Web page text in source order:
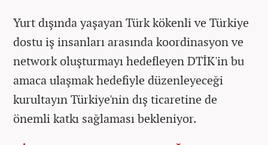
Yurt dışında yaşayan Türk kökenli ve Türkiye
dostu iş insanları arasında koordinasyon ve
network oluşturmayı hedefleyen DTİK'in bu
amaca ulaşmak hedefiyle düzenleyeceği
kurultayın Türkiye'nin dış ticaretine de
önemli katkı sağlaması bekleniyor.